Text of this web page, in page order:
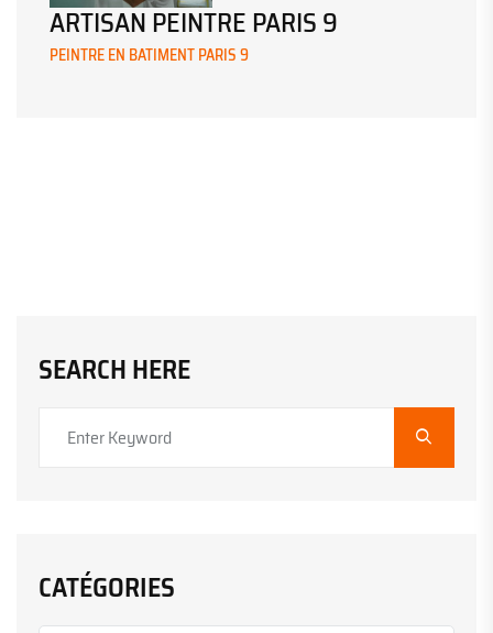
ARTISAN PEINTRE PARIS 9
PEINTRE EN BATIMENT PARIS 9
SEARCH HERE
CATÉGORIES